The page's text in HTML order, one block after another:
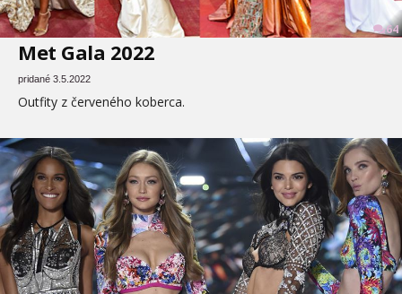
64
Met Gala 2022
pridané 3.5.2022
Outfity z červeného koberca.